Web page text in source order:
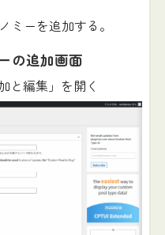
ミーを追加する。
の追加画面
と編集」を開く